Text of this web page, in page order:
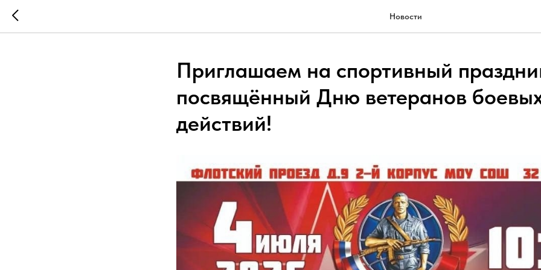
Новости
Приглашаем на спортивный
посвящённый Дню ветеранов
действий!